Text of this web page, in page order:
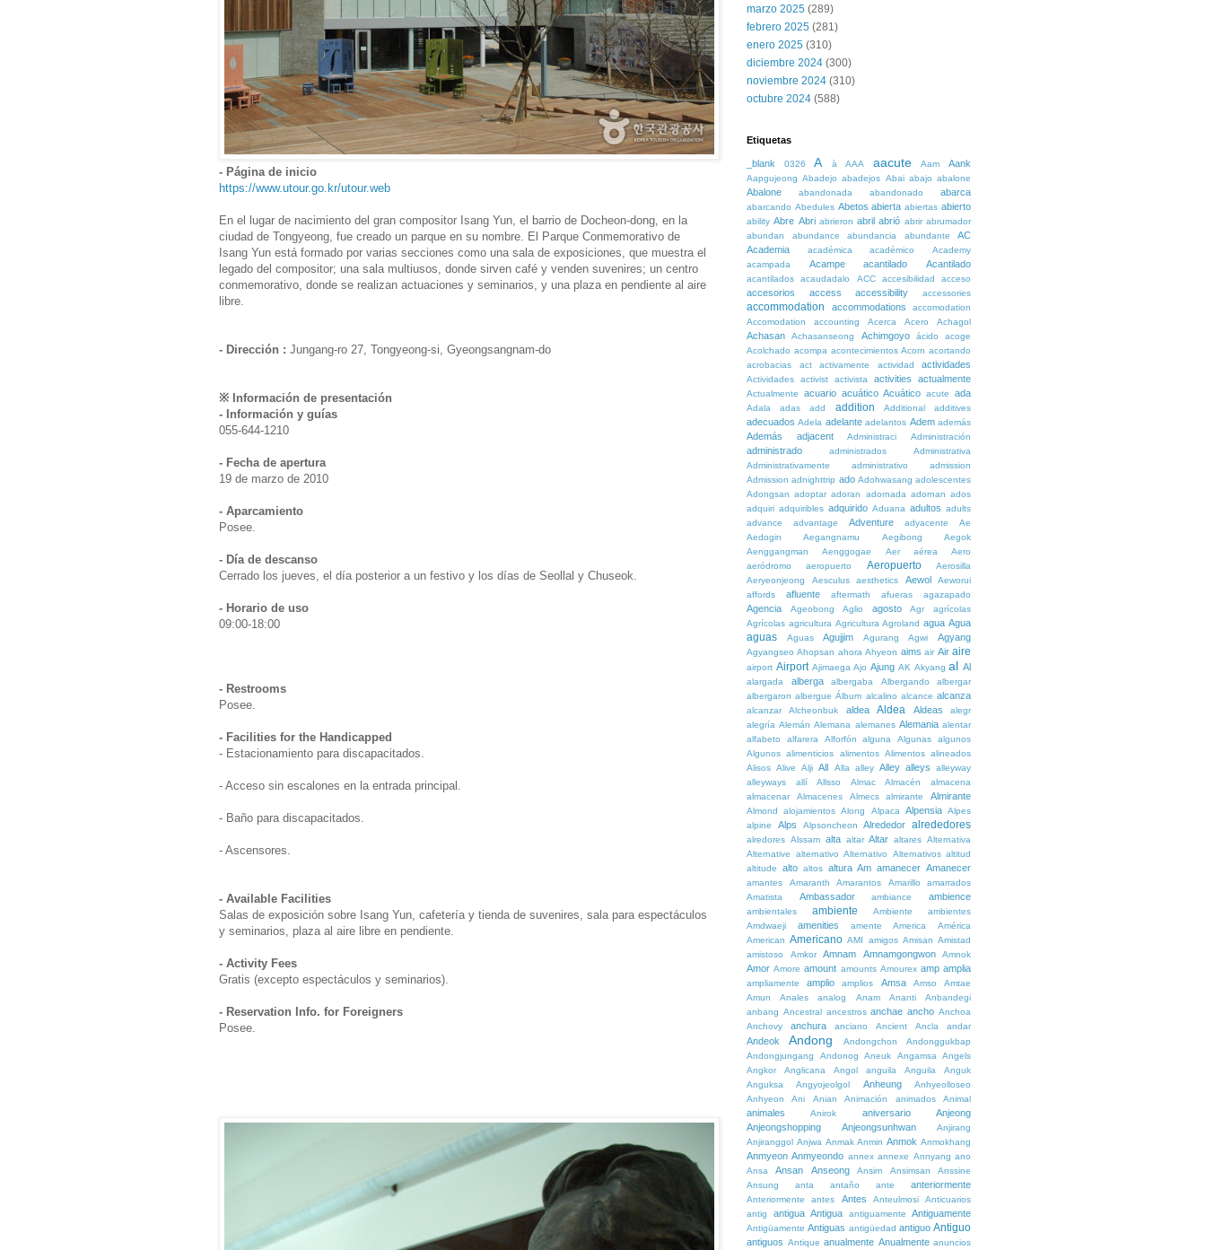
- Página de inicio
https://www.utour.go.kr/utour.web
En el lugar de nacimiento del gran compositor Isang Yun, el barrio de Docheon-dong, en la
ciudad de Tongyeong, fue creado un parque en su nombre. El Parque Conmemorativo de
Isang Yun está formado por varias secciones como una sala de exposiciones, que muestra el
legado del compositor; una sala multiusos, donde sirven café y venden suvenires; un centro
conmemorativo, donde se realizan actuaciones y seminarios, y una plaza en pendiente al aire
libre.
- Dirección : Jungang-ro 27, Tongyeong-si, Gyeongsangnam-do
※ Información de presentación
- Información y guías
055-644-1210
- Fecha de apertura
19 de marzo de 2010
- Aparcamiento
Posee.
- Día de descanso
Cerrado los jueves, el día posterior a un festivo y los días de Seollal y Chuseok.
- Horario de uso
09:00-18:00
- Restrooms
Posee.
- Facilities for the Handicapped
- Estacionamiento para discapacitados.
- Acceso sin escalones en la entrada principal.
- Baño para discapacitados.
- Ascensores.
- Available Facilities
Salas de exposición sobre Isang Yun, cafetería y tienda de suvenires, sala para espectáculos
y seminarios, plaza al aire libre en pendiente.
- Activity Fees
Gratis (excepto espectáculos y seminarios).
- Reservation Info. for Foreigners
Posee.
marzo 2025 (289)
febrero 2025 (281)
enero 2025 (310)
diciembre 2024 (300)
noviembre 2024 (310)
octubre 2024 (588)
Etiquetas
_blank 0326 A à AAA aacute Aam Aank
Aapgujeong Abadejo abadejos Abai abajo abalone
Abalone abandonada abandonado abarca
abarcando Abedules Abetos abierta abiertas abierto
ability Abre Abri abrieron abril abrió abrir abrumador
abundan
abundance abundancia abundante
AC
Academia
académica académico
Academy
acampada
Acampe acantilado Acantilado
acantilados acaudadalo ACC accesibilidad acceso
accesorios access accessibility accessories
accommodation accommodations
accomodation
Accomodation
accounting Acerca Acero Achagol
Achasan Achasanseong Achimgoyo ácido
acoge
Acolchado acompa acontecimientos Acorn acortando
acrobacias
act activamente actividad actividades
Actividades activist activista activities actualmente
Actualmente acuario acuático Acuático acute ada
Adala adas add addition Additional additives
adecuados Adela adelante adelantos Adem además
Además adjacent Administraci Administración
administrado administrados
Administrativa
Administrativamente
administrativo
admission
Admission adnighttrip ado Adohwasang adolescentes
Adongsan adoptar adoran adornada adornan ados
adquiri adquiribles adquirido Aduana adultos adults
advance
advantage Adventure adyacente
Ae
Aedogin
Aegangnamu Aegibong
Aegok
Aenggangman
Aenggogae Aer aérea
Aero
aeródromo
aeropuerto Aeropuerto
Aerosilla
Aeryeonjeong
Aesculus aesthetics Aewol
Aeworui
affords
afluente aftermath afueras agazapado
Agencia Ageobong Aglio agosto Agr
agrícolas
Agrícolas agricultura Agricultura Agroland agua Agua
aguas Aguas Agujjim Agurang Agwi Agyang
Agyangseo Ahopsan ahora Ahyeon aims air Air aire
airport Airport Ajimaega Ajo Ajung AK Akyang al Al
alargada alberga albergaba Albergando
albergar
albergaron albergue Álbum alcalino alcance alcanza
alcanzar Alcheonbuk aldea Aldea Aldeas
alegr
alegría Alemán Alemana alemanes Alemania alentar
alfabeto
alfarera Alforfón alguna Algunas
algunos
Algunos alimenticios alimentos Alimentos alineados
Alisos Alive Alji All Alla alley Alley alleys
alleyway
alleyways
allí Allsso Almac Almacén
almacena
almacenar
Almacenes Almecs almirante Almirante
Almond alojamientos Along Alpaca Alpensia Alpes
alpine
Alps Alpsoncheon Alrededor alrededores
alredores Alssam alta altar Altar altares Alternativa
Alternative
alternativo Alternativo Alternativos altitud
altitude
alto altos altura Am amanecer Amanecer
amantes Amaranth Amarantos Amarillo
amarrados
Amatista
Ambassador ambiance ambience
ambientales ambiente Ambiente
ambientes
Amdwaeji
amenities amente America
América
American Americano AMI amigos Amisan Amistad
amistoso
Amkor Amnam Amnamgongwon Amnok
Amor Amore amount amounts Amourex amp amplia
ampliamente amplio amplios Amsa Amso
Amtae
Amun
Anales analog Anam Ananti
Anbandegi
anbang Ancestral ancestros anchae ancho Anchoa
Anchovy
anchura anciano Ancient Ancla andar
Andeok Andong Andongchon
Andonggukbap
Andongjungang
Andonog Aneuk Angamsa
Angels
Angkor
Anglicana Angol anguila Anguila
Anguk
Anguksa
Angyojeolgol Anheung
Anhyeolloseo
Anhyeon
Ani Anian Animación animados Animal
animales Anirok aniversario
Anjeong
Anjeongshopping
Anjeongsunhwan
Anjirang
Anjiranggol Anjwa Anmak Anmin Anmok Anmokhang
Anmyeon Anmyeondo annex annexe Annyang ano
Ansa
Ansan Anseong Ansim Ansimsan
Anssine
Ansung
anta antaño ante anteriormente
Anteriormente antes Antes Anteulmosi
Anticuarios
antig
antigua Antigua antiguamente Antiguamente
Antigüamente Antiguas antigüedad antiguo Antiguo
antiguos Antique anualmente Anualmente anuncios